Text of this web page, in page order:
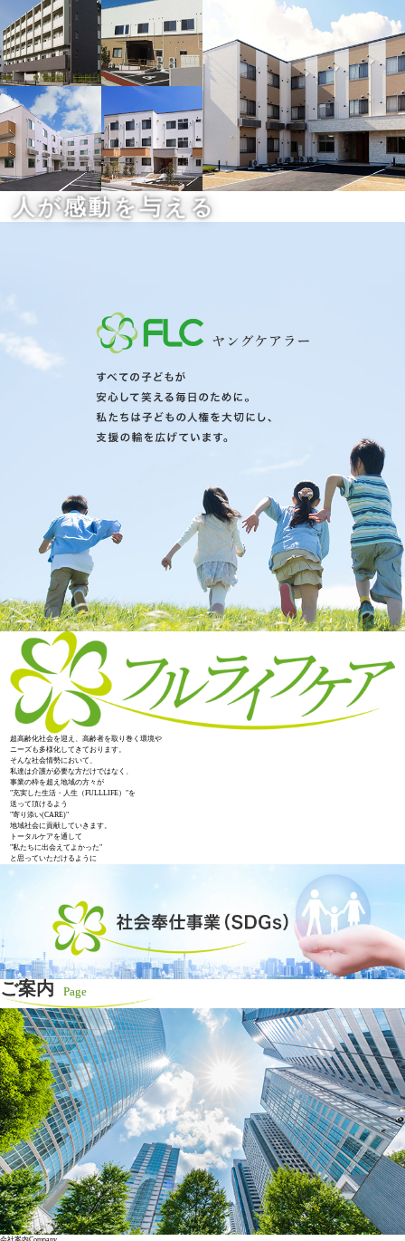
超高齢化社会を迎え、高齢者を取り巻く環境や
ニーズも多様化してきております。
そんな社会情勢において、
私達は介護が必要な方だけではなく、
事業の枠を超え地域の方々が
"充実した生活・人生（FULLLIFE）"を
送って頂けるよう
"寄り添い(CARE)"
地域社会に貢献していきます。
トータルケアを通して
"私たちに出会えてよかった"
と思っていただけるように
ご案内 Page